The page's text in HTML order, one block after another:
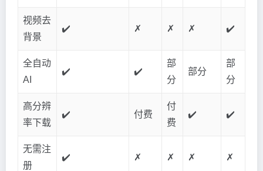
视频去
背景
✔️ ✗ ✗ ✗ ✔️
全自动
AI
✔️ ✔️
部
分
部分
部
分
高分辨
率下载
✔️ 付费
付
费
✔️ ✔️
无需注
册
✔️ ✗ ✗ ✗ ✗